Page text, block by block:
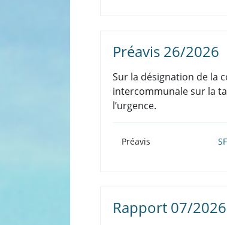
Préavis 26/2026
Sur la désignation de la
intercommunale sur la
l’urgence.
Préavis
Rapport 07/2026